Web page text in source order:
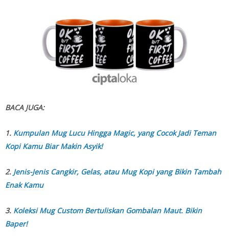
BACA JUGA:
1. Kumpulan Mug Lucu Hingga Magic, yang Cocok Jadi Teman
Kopi Kamu Biar Makin Asyik!
2. Jenis-Jenis Cangkir, Gelas, atau Mug Kopi yang Bikin Tambah
Enak Kamu
3. Koleksi Mug Custom Bertuliskan Gombalan Maut. Bikin
Baper!